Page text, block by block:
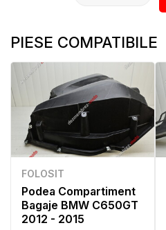
PIESE COMPATIBILE
FOLOSIT
Podea Compartiment
Bagaje BMW C650GT
2012 - 2015